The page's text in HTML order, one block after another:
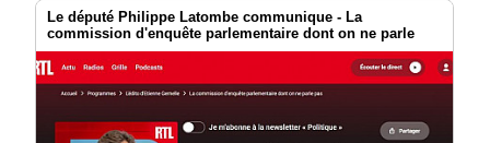
Le député Philippe Latombe communique - La
commission d'enquête parlementaire dont on ne parle
pas